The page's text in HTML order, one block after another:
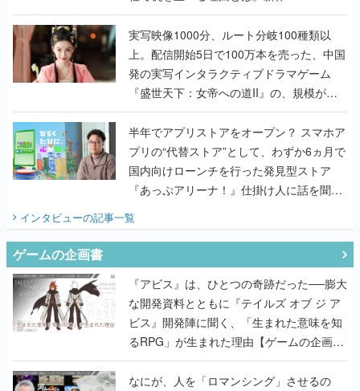
『TATSUJIN EXTREME』で初タッグを組
んだレジェンド2人に訊く開発秘話
実写映像1000分、ルート分岐100種類以
上。配信開始5日で100万本を売った、中国
発の実写インタラクティブドラマゲーム
『盛世天下：女帝への道II』の、規模が違
うこだわりをプロデューサーに聞いた
半年でアプリストアをオープン？ スマホア
プリの“代替ストア”として、わずか6ヵ月で
国内向けローンチを行った発見型ストア
『あっぷアリーナ！』仕掛け人に話を聞い
てみた
インタビューの記事一覧
ゲームの企画書
『アビス』は、ひとつの奇跡だった──膨大
な開発資料とともに『テイルズ オブ ジ ア
ビス』開発陣に聞く、「生まれた意味を知
るRPG」が生まれた理由【ゲームの企画
書】
なにが、人を「ロマンシング」させるの